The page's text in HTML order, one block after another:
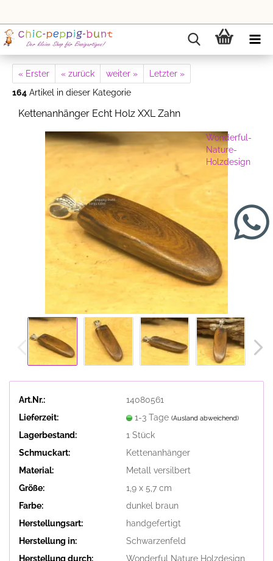
« Erster « zurück weiter »
Letzter »
164 Artikel in dieser Kategorie
Kettenanhänger Echt Holz XXL Zahn
Wonderful-
Nature-
Holzdesign
Art.Nr.:
14080561
Lieferzeit:
1-3 Tage (Ausland abweichend)
Lagerbestand: 1 Stück
Schmuckart:
Kettenanhänger
Material:
Metall versilbert
Größe:
1,9 x 5,7 cm
Farbe:
dunkel braun
Herstellungsart:
handgefertigt
Herstellung in:
Schwarzenfeld
Herstellung durch:
Wonderful Nature Holzdesign